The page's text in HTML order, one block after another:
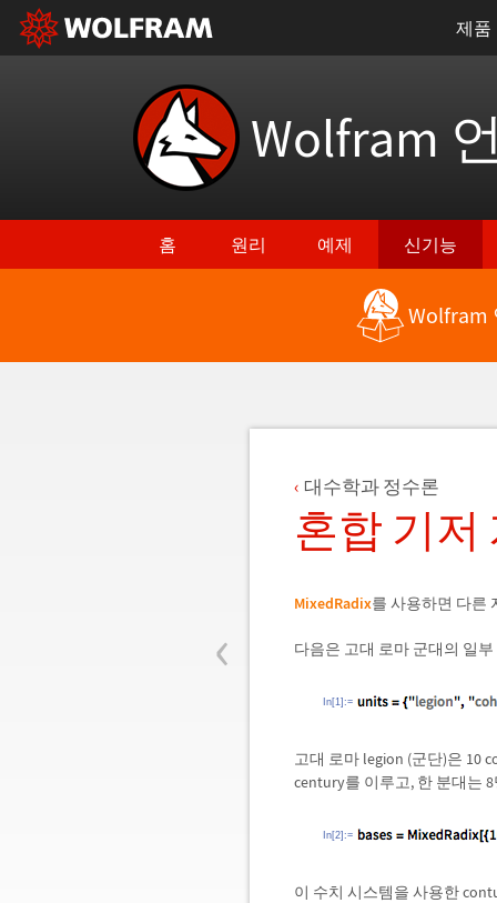
제품
Wolfram
홈 원리 예제 신기능
Wolfram
‹
대수학과 정수론
혼합 기저
MixedRadix를 사용하면 다른
다음은 고대 로마 군대의 일
In[1]:=
고대 로마 legion (군단)은 10
century를 이루고, 한 분대는
In[2]:=
이 수치 시스템을 사용한